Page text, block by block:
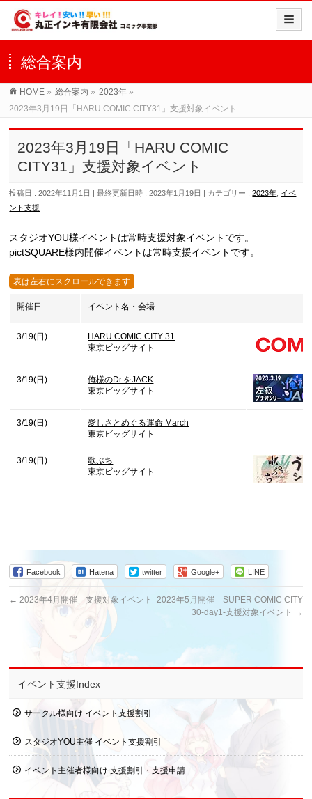
総合案内
HOME » 総合案内 » 2023年 »
2023年3月19日「HARU COMIC CITY31」支援対象イベント
2023年3月19日「HARU COMIC
CITY31」支援対象イベント
投稿日 : 2022年11月1日 最終更新日時 : 2023年1月19日 カテゴリー :2023年 イベ
ント支援
スタジオYOU様イベントは常時支援対象イベントです。
pictSQUARE様内開催イベントは常時支援イベントです。
開催日 イベント名・会場
3/19(日)
HARU COMIC CITY 31
東京ビッグサイト
3/19(日)
俺様のDr.をJACK
東京ビッグサイト
3/19(日)
愛しさとめぐる運命 March
東京ビッグサイト
3/19(日)
歌ぷち
東京ビッグサイト
Facebook Hatena twitter Google+ LINE
← 2023年4月開催 支援対象イベント
2023年5月開催 SUPER COMIC CITY
30-day1-支援対象イベント →
イベント支援Index
サークル様向け イベント支援割引
スタジオYOU主催 イベント支援割引
イベント主催者様向け 支援割引・支援申請